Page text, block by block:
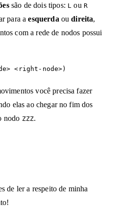
são de dois tipos: L ou R
para aesquerda oudireita,
com a rede de nodos possui
você precisa fazer
elas ao chegar no fim dos
nodo ZZZ.
de ler a respeito de minha